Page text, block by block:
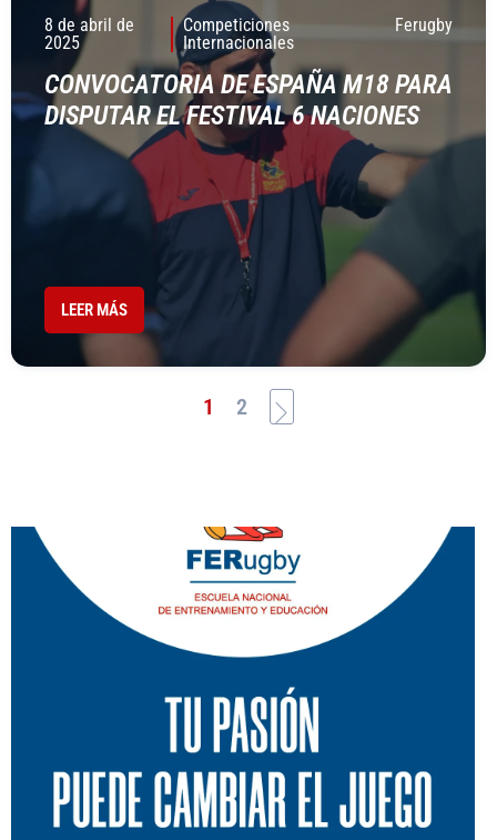
8 de abril de
2025
Competiciones
Internacionales
Ferugby
CONVOCATORIA DE ESPAÑA M18 PARA
DISPUTAR EL FESTIVAL 6 NACIONES
LEER MÁS
1 2